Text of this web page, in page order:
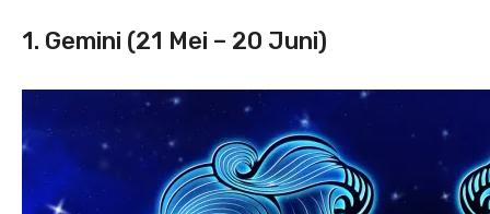
1. Gemini (21 Mei – 20 Juni)